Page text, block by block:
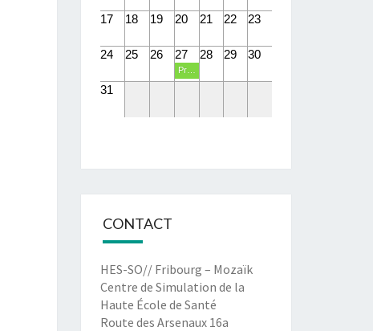
17 18 19 20 21 22 23
24 25 26 27
Présentations PIT eHealth
28 29 30
31
CONTACT
HES-SO// Fribourg – Mozaïk
Centre de Simulation de la
Haute École de Santé
Route des Arsenaux 16a